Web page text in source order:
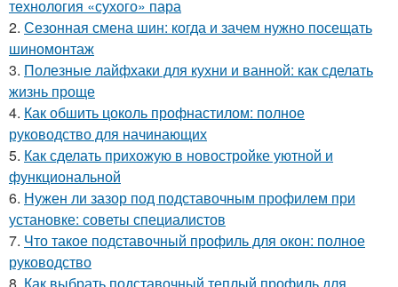
технология «сухого» пара
2. Сезонная смена шин: когда и зачем нужно посещать
шиномонтаж
3. Полезные лайфхаки для кухни и ванной: как сделать
жизнь проще
4. Как обшить цоколь профнастилом: полное
руководство для начинающих
5. Как сделать прихожую в новостройке уютной и
функциональной
6. Нужен ли зазор под подставочным профилем при
установке: советы специалистов
7. Что такое подставочный профиль для окон: полное
руководство